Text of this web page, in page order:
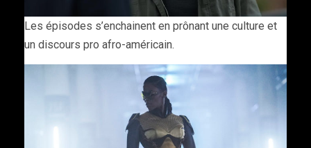
Les épisodes s’enchainent en prônant une culture et
un discours pro afro-américain.